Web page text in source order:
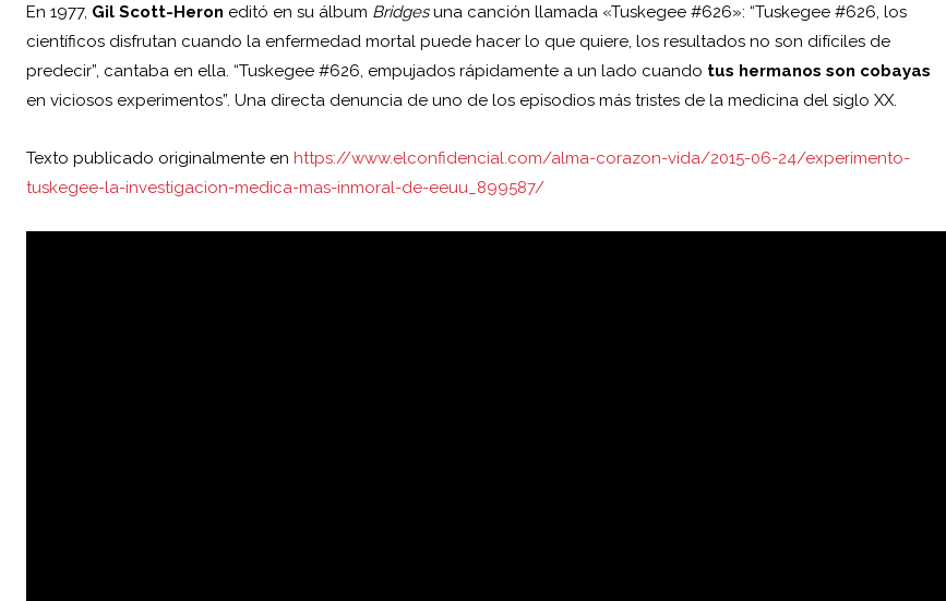
En 1977, Gil Scott-Heron editó en su álbum Bridgesuna canción llamada «Tuskegee #626»: “Tuskegee #626, los
científicos disfrutan cuando la enfermedad mortal puede hacer lo que quiere, los resultados no son difíciles de
predecir”, cantaba en ella. “Tuskegee #626, empujados rápidamente a un lado cuando tus hermanos son cobayas
en viciosos experimentos”. Una directa denuncia de uno de los episodios más tristes de la medicina del siglo XX.
Texto publicado originalmente en https://www.elconfidencial.com/alma-corazon-vida/2015-06-24/experimento-
tuskegee-la-investigacion-medica-mas-inmoral-de-eeuu_899587/